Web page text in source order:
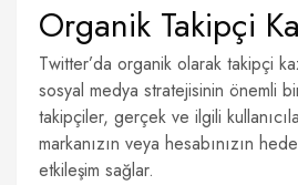
Organik Takipçi
Twitter’da organik olarak takipçi
sosyal medya stratejisinin önemli
takipçiler, gerçek ve ilgili
markanızın veya hesabınızın
etkileşim sağlar.